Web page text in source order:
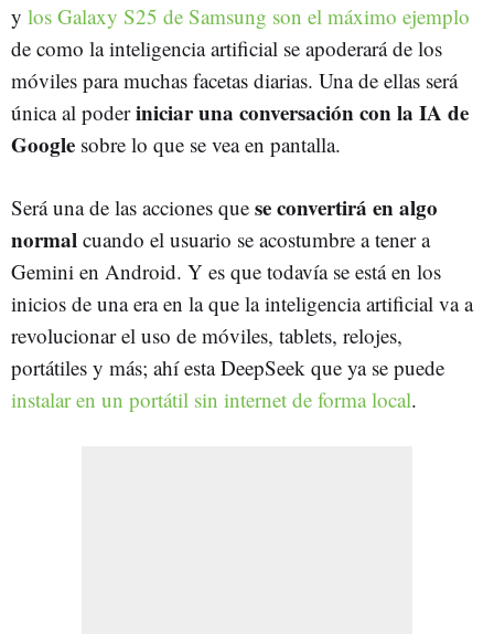
y los Galaxy S25 de Samsung son el máximo ejemplo
de como la inteligencia artificial se apoderará de los
móviles para muchas facetas diarias. Una de ellas será
única al poderiniciar una conversación con la IA de
Google sobre lo que se vea en pantalla.
Será una de las acciones que se convertirá en algo
normal cuando el usuario se acostumbre a tener a
Gemini en Android. Y es que todavía se está en los
inicios de una era en la que la inteligencia artificial va a
revolucionar el uso de móviles, tablets, relojes,
portátiles y más; ahí esta DeepSeek que ya se puede
instalar en un portátil sin internet de forma local.